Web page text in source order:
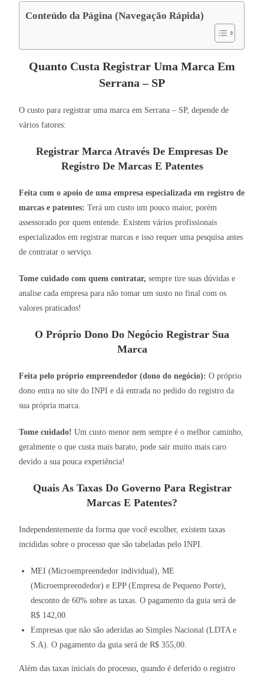
Conteúdo da Página (Navegação Rápida)
Quanto Custa Registrar Uma Marca Em
Serrana – SP
O custo para registrar uma marca em Serrana – SP, depende de
vários fatores:
Registrar Marca Através De Empresas De
Registro De Marcas E Patentes
Feita com o apoio de uma empresa especializada em registro de
marcas e patentes: Terá um custo um pouco maior, porém
assessorado por quem entende. Existem vários profissionais
especializados em registrar marcas e isso requer uma pesquisa antes
de contratar o serviço.
Tome cuidado com quem contratar, sempre tire suas dúvidas e
analise cada empresa para não tomar um susto no final com os
valores praticados!
O Próprio Dono Do Negócio Registrar Sua
Marca
Feita pelo próprio empreendedor (dono do negócio): O próprio
dono entra no site do INPI e dá entrada no pedido do registro da
sua própria marca.
Tome cuidado! Um custo menor nem sempre é o melhor caminho,
geralmente o que custa mais barato, pode sair muito mais caro
devido a sua pouca experiência!
Quais As Taxas Do Governo Para Registrar
Marcas E Patentes?
Independentemente da forma que você escolher, existem taxas
incididas sobre o processo que são tabeladas pelo INPI.
MEI (Microempreendedor individual), ME
(Microempreendedor) e EPP (Empresa de Pequeno Porte),
desconto de 60% sobre as taxas. O pagamento da guia será de
R$ 142,00.
Empresas que não são aderidas ao Simples Nacional (LDTA e
S.A). O pagamento da guia será de R$ 355,00.
Além das taxas iniciais do processo, quando é deferido o registro